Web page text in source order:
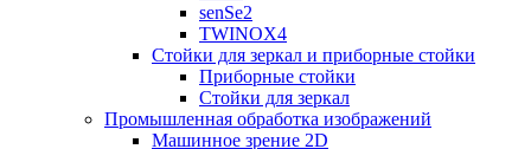
senSe2
TWINOX4
Стойки для зеркал и приборные стойки
Приборные стойки
Стойки для зеркал
Промышленная обработка изображений
Машинное зрение 2D